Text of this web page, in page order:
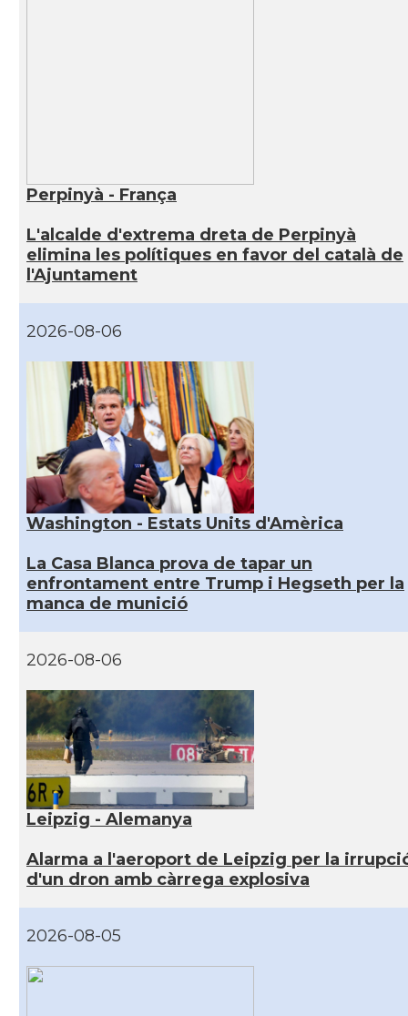
Perpinyà - França
L'alcalde d'extrema dreta de Perpinyà
elimina les polítiques en favor del català de
l'Ajuntament
2026-08-06
Washington - Estats Units d'Amèrica
La Casa Blanca prova de tapar un
enfrontament entre Trump i Hegseth per la
manca de munició
2026-08-06
Leipzig - Alemanya
Alarma a l'aeroport de Leipzig per la
d'un dron amb càrrega explosiva
2026-08-05